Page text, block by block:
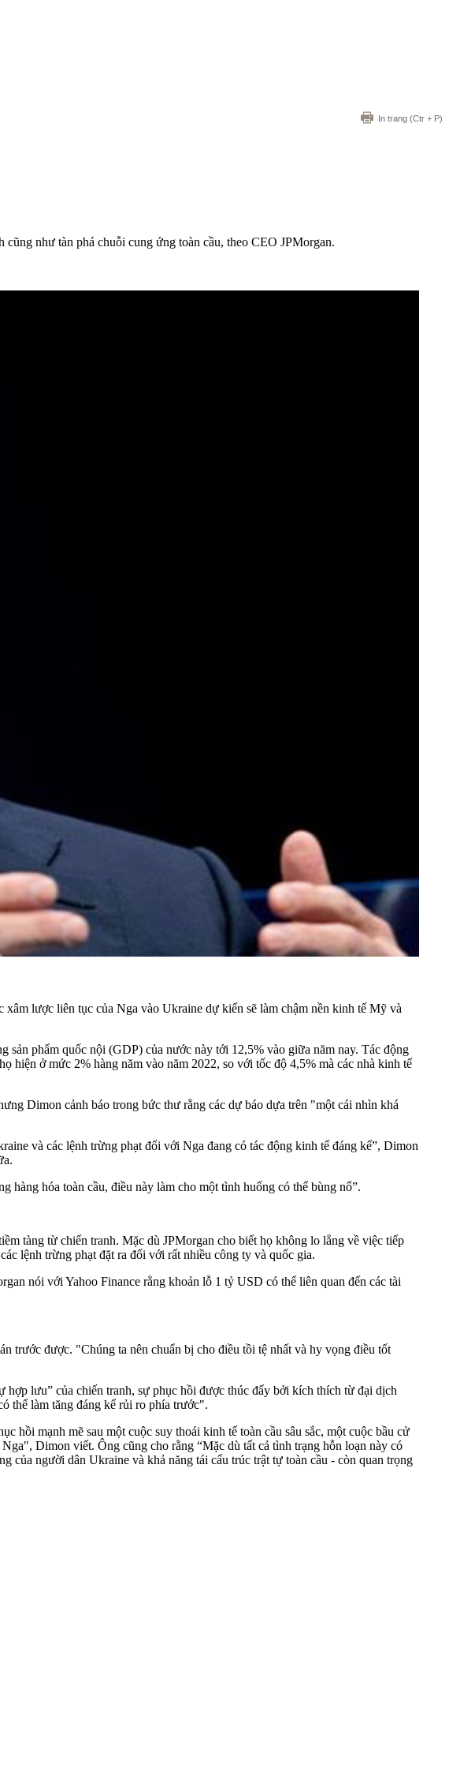
In trang (Ctr + P)
như tàn phá chuỗi cung ứng toàn cầu, theo CEO JPMorgan.
lược liên tục của Nga vào Ukraine dự kiến sẽ làm chậm nền kinh tế Mỹ và
sản phẩm quốc nội (GDP) của nước này tới 12,5% vào giữa năm nay. Tác động
hiện ở mức 2% hàng năm vào năm 2022, so với tốc độ 4,5% mà các nhà kinh tế
Dimon cảnh báo trong bức thư rằng các dự báo dựa trên "một cái nhìn khá
và các lệnh trừng phạt đối với Nga đang có tác động kinh tế đáng kể”, Dimon
hàng hóa toàn cầu, điều này làm cho một tình huống có thể bùng nổ”.
tàng từ chiến tranh. Mặc dù JPMorgan cho biết họ không lo lắng về việc tiếp
lệnh trừng phạt đặt ra đối với rất nhiều công ty và quốc gia.
nói với Yahoo Finance rằng khoản lỗ 1 tỷ USD có thể liên quan đến các tài
trước được. "Chúng ta nên chuẩn bị cho điều tồi tệ nhất và hy vọng điều tốt
lưu” của chiến tranh, sự phục hồi được thúc đẩy bởi kích thích từ đại dịch
thể làm tăng đáng kể rủi ro phía trước".
hồi mạnh mẽ sau một cuộc suy thoái kinh tế toàn cầu sâu sắc, một cuộc bầu cử
Dimon viết. Ông cũng cho rằng “Mặc dù tất cả tình trạng hỗn loạn này có
người dân Ukraine và khả năng tái cấu trúc trật tự toàn cầu - còn quan trọng